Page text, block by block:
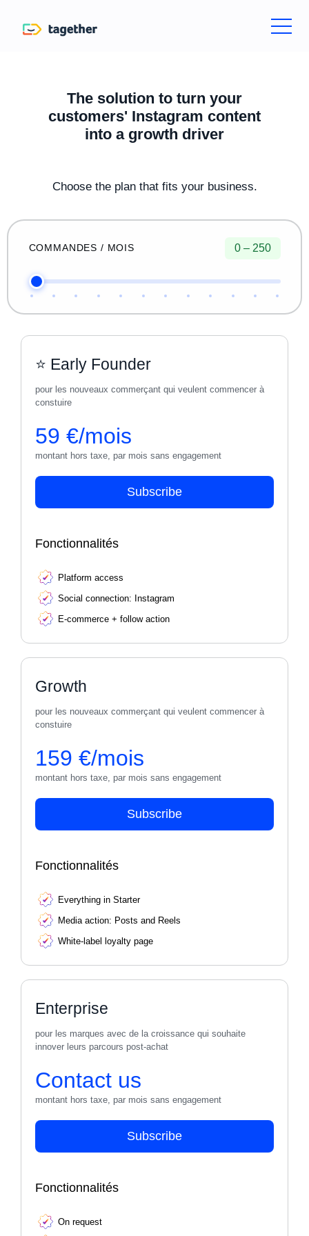
The solution to turn your
customers' Instagram content
into a growth driver
Choose the plan that fits your business.
COMMANDES / MOIS 0 – 250
⭐ Early Founder
pour les nouveaux commerçant qui veulent commencer à
constuire
59 €/mois
montant hors taxe, par mois sans engagement
Subscribe
Fonctionnalités
Platform access
Social connection: Instagram
E-commerce + follow action
Growth
pour les nouveaux commerçant qui veulent commencer à
constuire
159 €/mois
montant hors taxe, par mois sans engagement
Subscribe
Fonctionnalités
Everything in Starter
Media action: Posts and Reels
White-label loyalty page
Enterprise
pour les marques avec de la croissance qui souhaite
innover leurs parcours post-achat
Contact us
montant hors taxe, par mois sans engagement
Subscribe
Fonctionnalités
On request